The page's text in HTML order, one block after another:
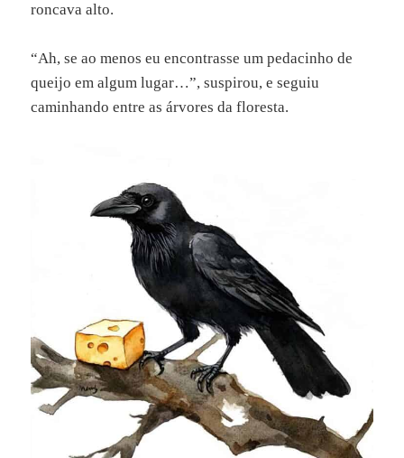
roncava alto.
“Ah, se ao menos eu encontrasse um pedacinho de
queijo em algum lugar…”, suspirou, e seguiu
caminhando entre as árvores da floresta.